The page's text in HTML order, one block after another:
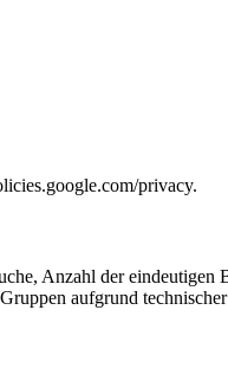
privacy.
Anzahl der eindeutigen
aufgrund